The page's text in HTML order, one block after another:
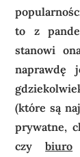
to z
stanowi
naprawdę
(które są
prywatne,
czybiuro